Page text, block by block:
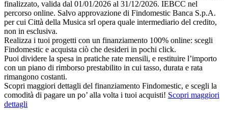
finalizzato, valida dal 01/01/2026 al 31/12/2026. IEBCC nel
percorso online. Salvo approvazione di Findomestic Banca S.p.A.
per cui Città della Musica srl opera quale intermediario del credito,
non in esclusiva.
Realizza i tuoi progetti con un finanziamento 100% online: scegli
Findomestic e acquista ciò che desideri in pochi click.
Puoi dividere la spesa in pratiche rate mensili, e restituire l’importo
con un piano di rimborso prestabilito in cui tasso, durata e rata
rimangono costanti.
Scopri maggiori dettagli del finanziamento Findomestic, e scegli la
comodità di pagare un po’ alla volta i tuoi acquisti! Scopri maggiori
dettagli